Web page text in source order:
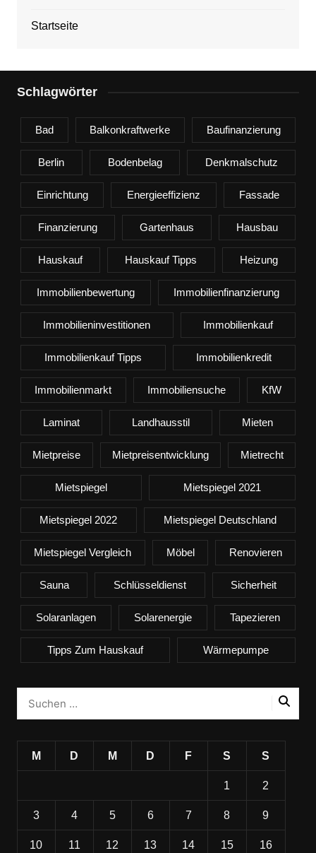
Startseite
Schlagwörter
Bad Balkonkraftwerke Baufinanzierung
Berlin Bodenbelag Denkmalschutz
Einrichtung Energieeffizienz Fassade
Finanzierung Gartenhaus Hausbau
Hauskauf Hauskauf Tipps Heizung
Immobilienbewertung Immobilienfinanzierung
Immobilieninvestitionen Immobilienkauf
Immobilienkauf Tipps Immobilienkredit
Immobilienmarkt Immobiliensuche KfW
Laminat Landhausstil Mieten
Mietpreise Mietpreisentwicklung Mietrecht
Mietspiegel Mietspiegel 2021
Mietspiegel 2022 Mietspiegel Deutschland
Mietspiegel Vergleich Möbel Renovieren
Sauna Schlüsseldienst Sicherheit
Solaranlagen Solarenergie Tapezieren
Tipps Zum Hauskauf Wärmepumpe
M D M D F S S
1 2
3 4 5 6 7 8 9
10 11 12 13 14 15 16